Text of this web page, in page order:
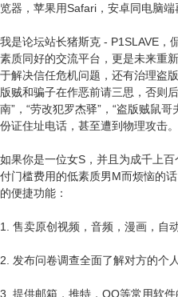
览器，苹果用Safari，安卓同电脑端
我是论坛站长猪斯克 - P1SLAVE，
素质同好的交流平台，更是未来重
于解决信任危机问题，还有治理盗
版贼和骗子在作恶前请三思，否则
南”，“劳改犯罗杰驿”，“盗版贼鼠
份证住址电话，甚至遭到物理攻击。
如果你是一位女S，并且为成千上
付门槛费用的低素质男M而烦恼的
的便捷功能：
1. 售卖原创视频，音频，漫画，自
2. 发布问卷调查全面了解对方的个
3. 提供邮箱，推特，QQ等常用软